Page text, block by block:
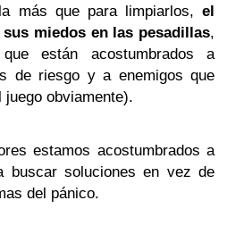
más que para limpiarlos, el
miedos en las pesadillas,
están acostumbrados a
de riesgo y a enemigos que
obviamente).
estamos acostumbrados a
buscar soluciones en vez de
del pánico.